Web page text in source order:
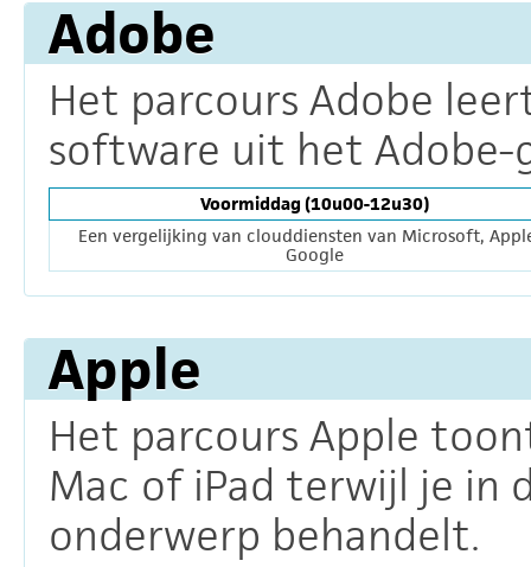
Adobe
Het parcours Adobe
software uit het Adobe-
Voormiddag (10u00-12u30)
Een vergelijking van clouddiensten van Microsoft,
Google
Apple
Het parcours Apple
Mac of iPad terwijl je in
onderwerp behandelt.